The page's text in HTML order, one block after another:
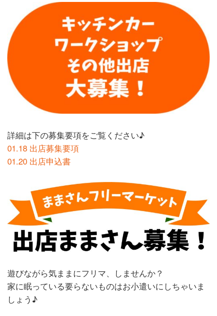
詳細は下の募集要項をご覧ください♪
01.18 出店募集要項
01.20 出店申込書
遊びながら気ままにフリマ、しませんか？
家に眠っている要らないものはお小遣いにしちゃいま
しょう♪